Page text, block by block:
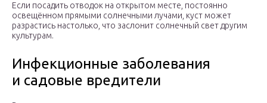
Если посадить отводок на открытом месте, постоянно
освещённом прямыми солнечными лучами, куст может
разрастись настолько, что заслонит солнечный свет другим
культурам.
Инфекционные заболевания
и садовые вредители